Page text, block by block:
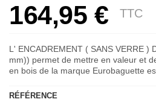
164,95 € TTC
L' ENCADREMENT ( SANS VERRE )
mm)) permet de mettre en valeur et
en bois de la marque Eurobaguette
RÉFÉRENCE